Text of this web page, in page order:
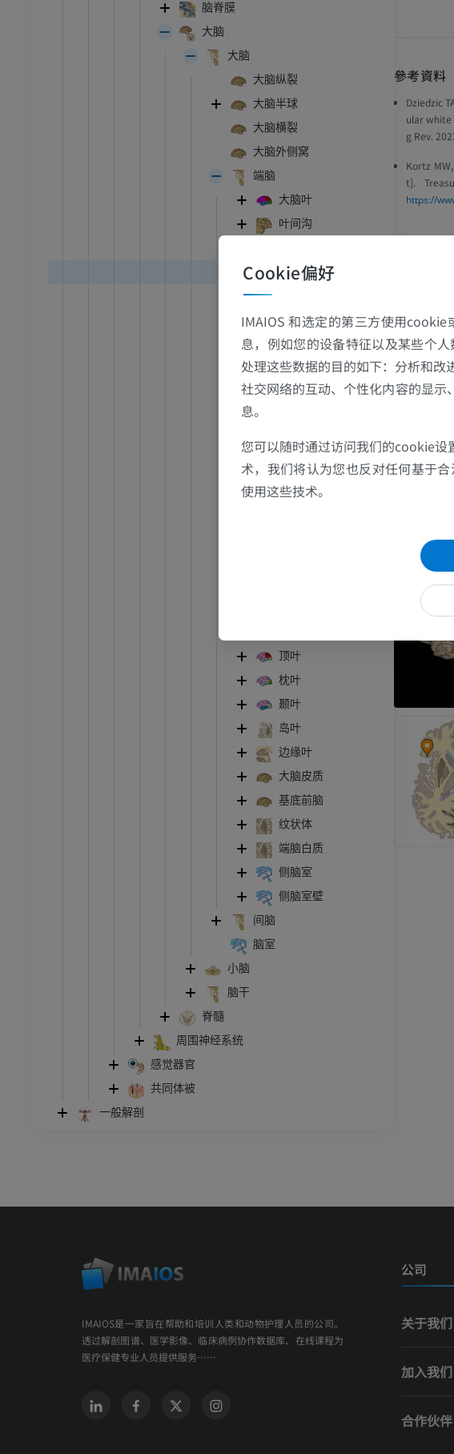
脑脊膜
大脑
大脑
大脑纵裂
大脑半球
大脑横裂
大脑外侧窝
端脑
大脑叶
叶间沟
额叶岛盖
额下沟
额中回
额上沟
额上回
中央前回
前旁中央小叶
中央旁沟
顶叶
枕叶
颞叶
岛叶
边缘叶
大脑皮质
基底前脑
纹状体
端脑白质
侧脑室
侧脑室壁
间脑
脑室
小脑
脑干
脊髓
周围神经系统
感觉器官
共同体被
一般解剖
參考資料
Dziedzic
ular
g Rev.
Kortz
t].
https://
踝关节磁共振成像
下肢血管造影
踝关节和足部计算机断层
计算机体层摄影
上肢
MRI
优质会员
MRI
优质会
MRI
优质会员
肘部MRI
优质会
优质会
上肢X
放射影
优质会
IMAIOS是一家旨在帮助和培训人类和动物护理人员的公司。
透过解剖图谱、医学影像、临床病例协作数据库、在线课程为
医疗保健专业人员提供服务……
公司
关于我们
加入我们
合作伙伴
Cookie偏好
IMAIOS 和选定的第三方使用
息，例如您的设备特征以及某些个
处理这些数据的目的如下：分析和
社交网络的互动、个性化内容的显示
息。
您可以随时通过访问我们的cookie设
术，我们将认为您也反对任何基于
使用这些技术。